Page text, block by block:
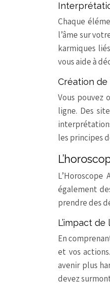
Chaque
l’âme sur
karmiques
vous aide à
Création
Vous pouvez
ligne. Des
les principes
également
prendre des
L’impact
En
et vos
avenir plus
devez